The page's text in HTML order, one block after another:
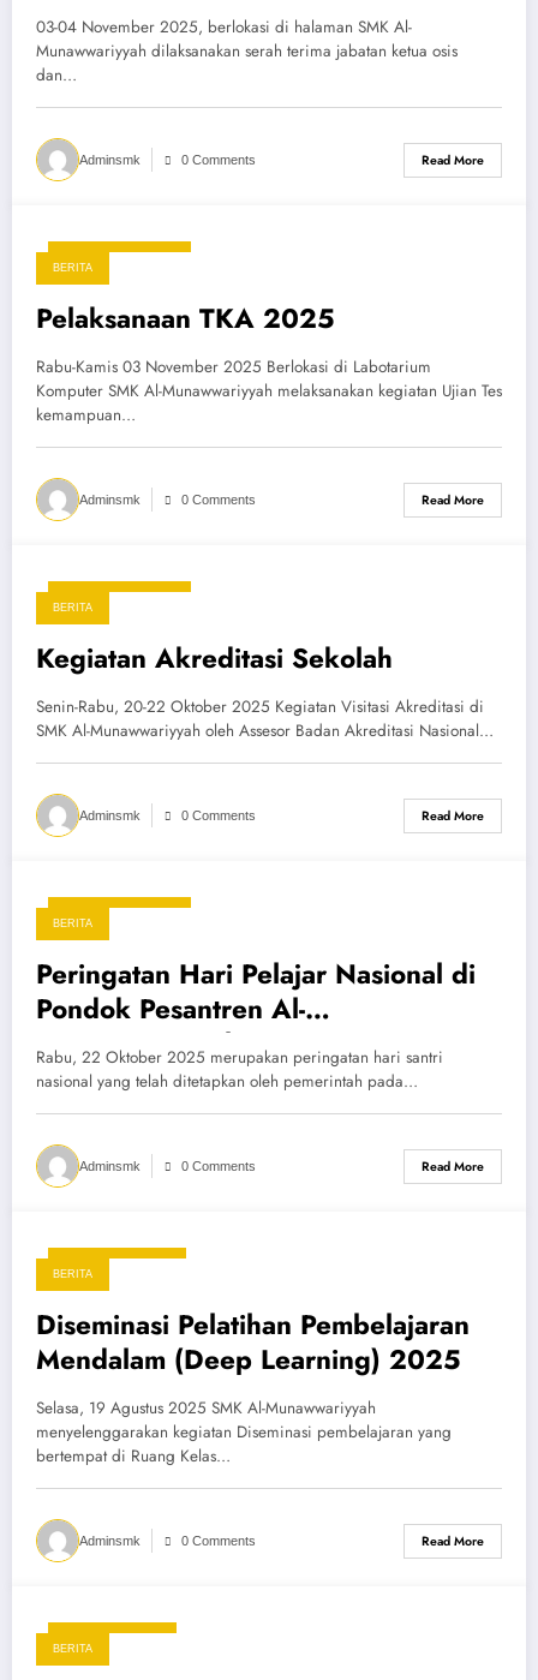
03-04 November 2025, berlokasi di halaman SMK Al-
Munawwariyyah dilaksanakan serah terima jabatan ketua osis
dan…
Adminsmk 0 Comments Read More
15 November 2025
BERITA
Pelaksanaan TKA 2025
Rabu-Kamis 03 November 2025 Berlokasi di Labotarium
Komputer SMK Al-Munawwariyyah melaksanakan kegiatan Ujian Tes
kemampuan…
Adminsmk 0 Comments Read More
15 November 2025
BERITA
Kegiatan Akreditasi Sekolah
Senin-Rabu, 20-22 Oktober 2025 Kegiatan Visitasi Akreditasi di
SMK Al-Munawwariyyah oleh Assesor Badan Akreditasi Nasional…
Adminsmk 0 Comments Read More
15 November 2025
BERITA
Peringatan Hari Pelajar Nasional di
Pondok Pesantren Al-
Munawwariyyah
Rabu, 22 Oktober 2025 merupakan peringatan hari santri
nasional yang telah ditetapkan oleh pemerintah pada…
Adminsmk 0 Comments Read More
3 September 2025
BERITA
Diseminasi Pelatihan Pembelajaran
Mendalam (Deep Learning) 2025
Selasa, 19 Agustus 2025 SMK Al-Munawwariyyah
menyelenggarakan kegiatan Diseminasi pembelajaran yang
bertempat di Ruang Kelas…
Adminsmk 0 Comments Read More
27 Agustus 2025
BERITA